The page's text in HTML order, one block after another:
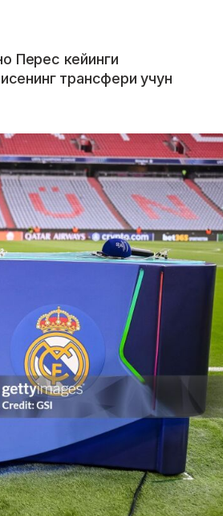
Перес кейинги
трансфери учун